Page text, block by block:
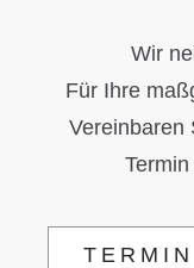
Wir
Für Ihre
Vereinbaren